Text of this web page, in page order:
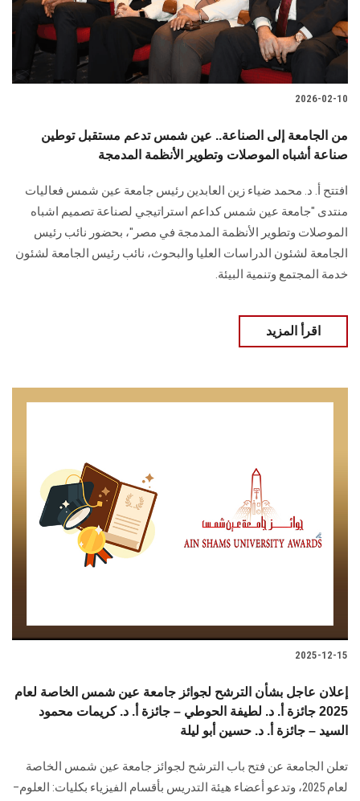
2026-02-10
من الجامعة إلى الصناعة.. عين شمس تدعم مستقبل توطين
صناعة أشباه الموصلات وتطوير الأنظمة المدمجة
افتتح أ. د. محمد ضياء زين العابدين رئيس جامعة عين شمس فعاليات
منتدى "جامعة عين شمس كداعم استراتيجي لصناعة تصميم اشباه
الموصلات وتطوير الأنظمة المدمجة في مصر"، بحضور نائب رئيس
الجامعة لشئون الدراسات العليا والبحوث، نائب رئيس الجامعة لشئون
خدمة المجتمع وتنمية البيئة.
اقرأ المزيد
2025-12-15
إعلان عاجل بشأن الترشح لجوائز جامعة عين شمس الخاصة لعام
2025 جائزة أ. د. لطيفة الحوطي – جائزة أ. د. كريمات محمود
السيد – جائزة أ. د. حسين أبو ليلة
تعلن الجامعة عن فتح باب الترشح لجوائز جامعة عين شمس الخاصة
لعام 2025، وتدعو أعضاء هيئة التدريس بأقسام الفيزياء بكليات: العلوم–